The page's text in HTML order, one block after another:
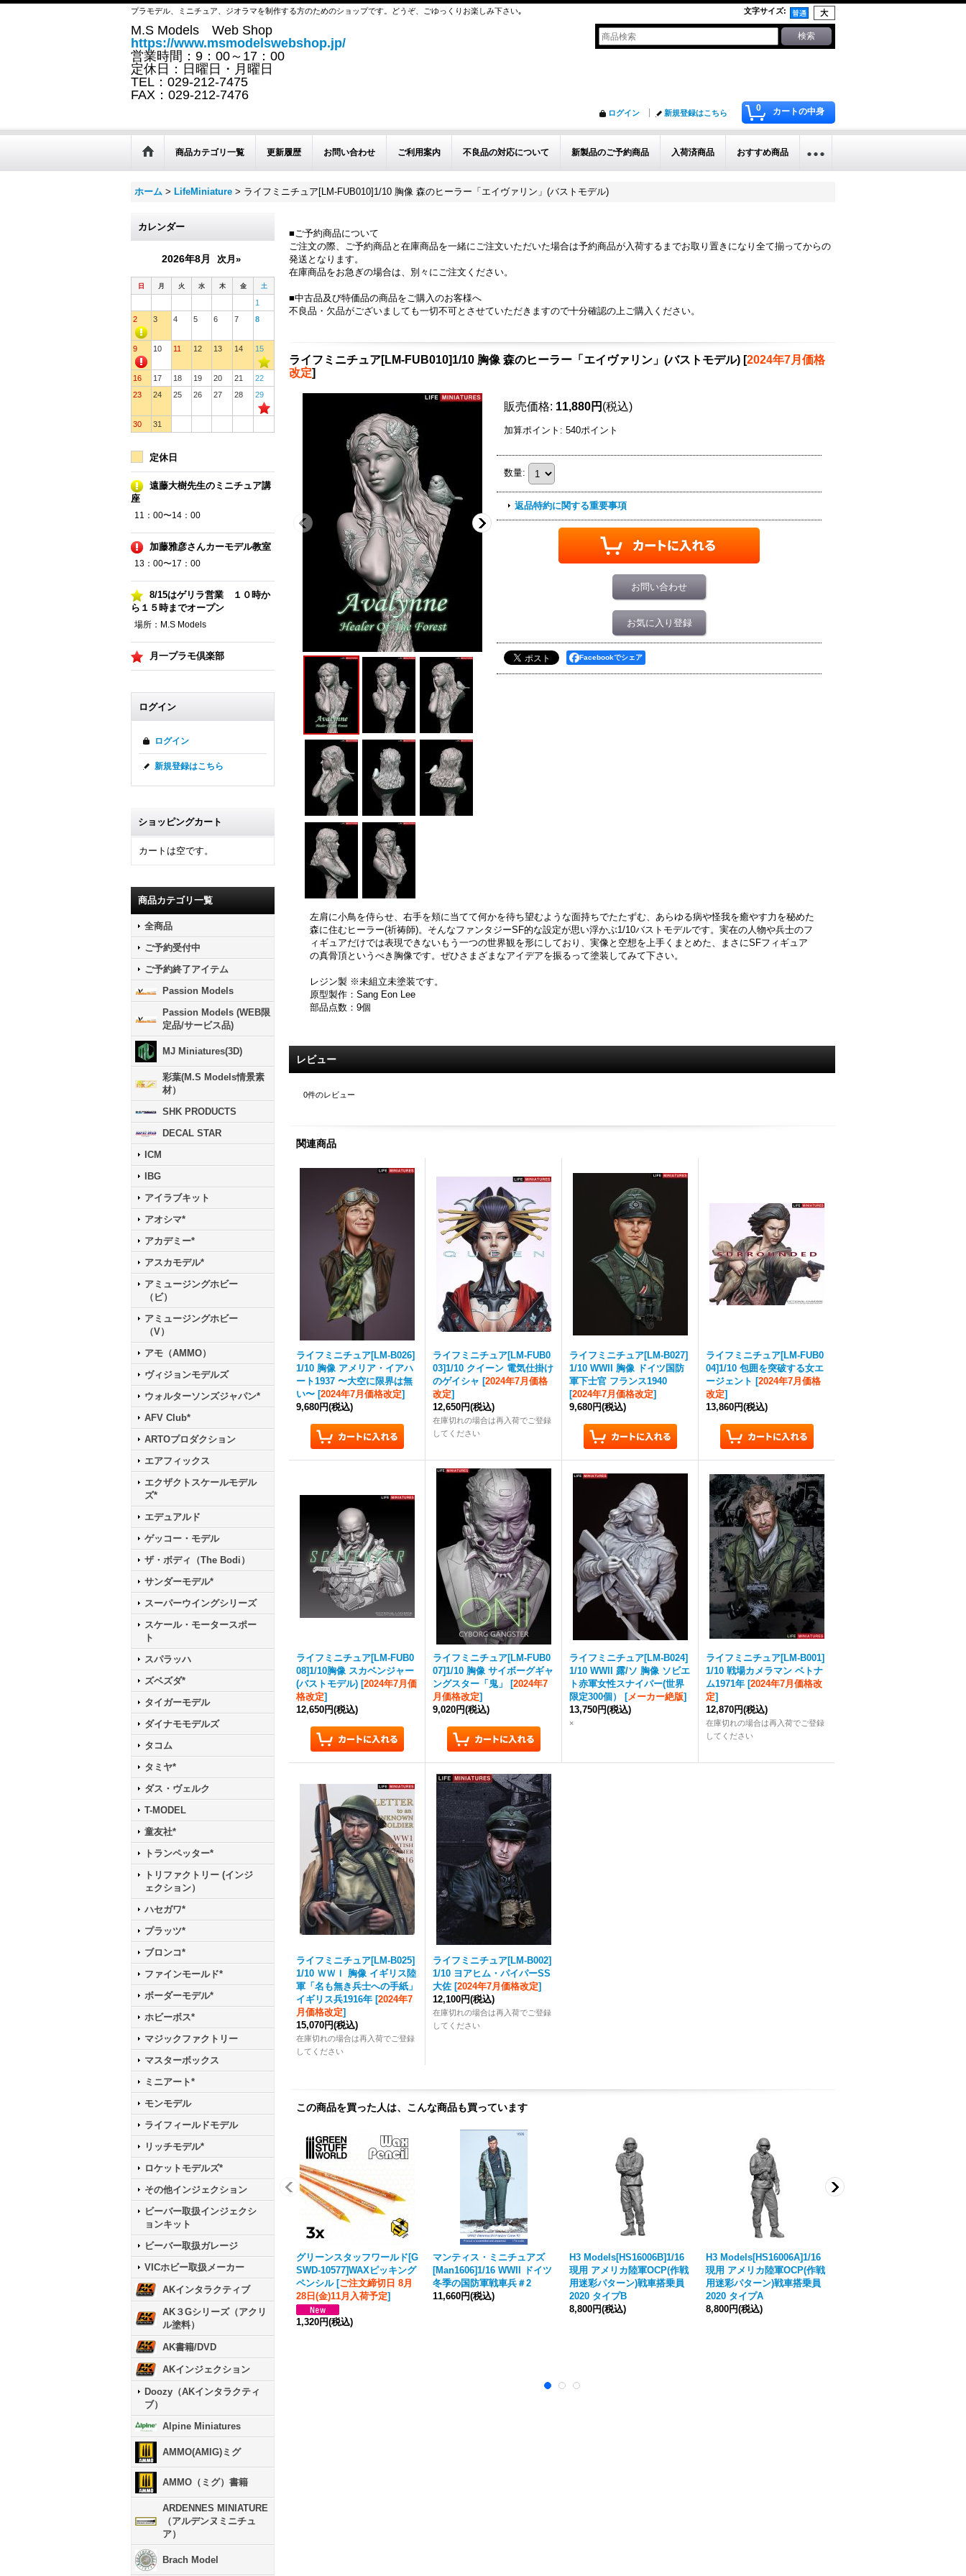
プラモデル、ミニチュア、ジオラマを制作する方のためのショップです。どうぞ、ごゆっくりお楽しみ下さい｡ 文字サイズ:
M.S Models Web Shop
https://www.msmodelswebshop.jp/
営業時間：9：00～17：00
定休日：日曜日・月曜日
TEL：029-212-7475
FAX：029-212-7476
0 カートの中身
ログイン 新規登録はこちら
商品カテゴリ一覧 更新履歴 お問い合わせ ご利用案内 不良品の対応について 新製品のご予約商品 入荷済商品 おすすめ商品
ホーム > LifeMiniature > ライフミニチュア[LM-FUB010]1/10 胸像 森のヒーラー「エイヴァリン」(バストモデル)
カレンダー
2026年8月 次月»
日 月 火 水 木 金 土
1
2
3 4 5 6 7 8
9 10 11 12 13 14 15
16 17 18 19 20 21
22
23
24 25 26 27 28 29
30 31
定休日
遠藤大樹先生のミニチュア講
座
11：00〜14：00
加藤雅彦さんカーモデル教室
13：00〜17：00
8/15はゲリラ営業 １０時か
ら１５時までオープン
場所：M.S Models
月一プラモ倶楽部
ログイン
ログイン
新規登録はこちら
ショッピングカート
カートは空です。
商品カテゴリ一覧
全商品
ご予約受付中
ご予約終了アイテム
Passion Models
Passion Models (WEB限
定品/サービス品)
MJ Miniatures(3D)
彩葉(M.S Models情景素
材）
SHK PRODUCTS
DECAL STAR
ICM
IBG
アイラブキット
アオシマ*
アカデミー*
アスカモデル*
アミュージングホビー
（ビ）
アミュージングホビー
（V）
アモ（AMMO）
ヴィジョンモデルズ
ウォルターソンズジャパン*
AFV Club*
ARTOプロダクション
エアフィックス
エクザクトスケールモデル
ズ*
エデュアルド
ゲッコー・モデル
ザ・ボディ（The Bodi）
サンダーモデル*
スーパーウイングシリーズ
スケール・モータースポー
ト
スパラッハ
ズベズダ*
タイガーモデル
ダイナモモデルズ
タコム
タミヤ*
ダス・ヴェルク
T-MODEL
童友社*
トランペッター*
トリファクトリー (インジ
ェクション）
ハセガワ*
プラッツ*
ブロンコ*
ファインモールド*
ボーダーモデル*
ホビーボス*
マジックファクトリー
マスターボックス
ミニアート*
モンモデル
ライフィールドモデル
リッチモデル*
ロケットモデルズ*
その他インジェクション
ビーバー取扱インジェクシ
ョンキット
ビーバー取扱ガレージ
VICホビー取扱メーカー
AKインタラクティブ
AK３Gシリーズ（アクリ
ル塗料）
AK書籍/DVD
AKインジェクション
Doozy（AKインタラクティ
ブ）
Alpine Miniatures
AMMO(AMIG)ミグ
AMMO（ミグ）書籍
ARDENNES MINIATURE
（アルデンヌミニチュ
ア）
Brach Model
■ご予約商品について
ご注文の際、ご予約商品と在庫商品を一緒にご注文いただいた場合は予約商品が入荷するまでお取り置きになり全て揃ってからの
発送となります。
在庫商品をお急ぎの場合は、別々にご注文ください。
■中古品及び特価品の商品をご購入のお客様へ
不良品・欠品がございましても一切不可とさせていただきますので十分確認の上ご購入ください。
ライフミニチュア[LM-FUB010]1/10 胸像 森のヒーラー「エイヴァリン」(バストモデル) [2024年7月価格
改定]
販売価格: 11,880円 (税込)
加算ポイント: 540ポイント
数量:
返品特約に関する重要事項
お問い合わせ
お気に入り登録
Facebookでシェア
左肩に小鳥を侍らせ、右手を頬に当てて何かを待ち望むような面持ちでたたずむ、あらゆる病や怪我を癒やす力を秘めた
森に住むヒーラー(祈祷師)。そんなファンタジーSF的な設定が思い浮かぶ1/10バストモデルです。実在の人物や兵士のフ
ィギュアだけでは表現できないもう一つの世界観を形にしており、実像と空想を上手くまとめた、まさにSFフィギュア
の真骨頂というべき胸像です。ぜひさまざまなアイデアを振るって塗装してみて下さい。
レジン製 ※未組立未塗装です。
原型製作：Sang Eon Lee
部品点数：9個
レビュー
0件のレビュー
関連商品
ライフミニチュア[LM-B026]
1/10 胸像 アメリア・イアハ
ート1937 〜大空に限界は無
い〜 [2024年7月価格改定]
9,680円(税込)
ライフミニチュア[LM-FUB0
03]1/10 クイーン 電気仕掛け
のゲイシャ [2024年7月価格
改定]
12,650円(税込)
在庫切れの場合は再入荷でご登録
してください
ライフミニチュア[LM-B027]
1/10 WWII 胸像 ドイツ国防
軍下士官 フランス1940
[2024年7月価格改定]
9,680円(税込)
ライフミニチュア[LM-FUB0
04]1/10 包囲を突破する女エ
ージェント [2024年7月価格
改定]
13,860円(税込)
ライフミニチュア[LM-FUB0
08]1/10胸像 スカベンジャー
(バストモデル) [2024年7月価
格改定]
12,650円(税込)
ライフミニチュア[LM-FUB0
07]1/10 胸像 サイボーグギャ
ングスター「鬼」
[2024年7
月価格改定]
9,020円(税込)
ライフミニチュア[LM-B024]
1/10 WWII 露/ソ 胸像 ソビエ
ト赤軍女性スナイパー(世界
限定300個）
[メーカー絶版]
13,750円(税込)
×
ライフミニチュア[LM-B001]
1/10 戦場カメラマン ベトナ
ム1971年 [2024年7月価格改
定]
12,870円(税込)
在庫切れの場合は再入荷でご登録
してください
ライフミニチュア[LM-B025]
1/10 ＷＷＩ 胸像 イギリス陸
軍「名も無き兵士への手紙」
イギリス兵1916年 [2024年7
月価格改定]
15,070円(税込)
在庫切れの場合は再入荷でご登録
してください
ライフミニチュア[LM-B002]
1/10 ヨアヒム・パイパーSS
大佐 [2024年7月価格改定]
12,100円(税込)
在庫切れの場合は再入荷でご登録
してください
この商品を買った人は、こんな商品も買っています
グリーンスタッフワールド[G
SWD-10577]WAXピッキング
ペンシル [ご注文締切日 8月
28日(金)11月入荷予定]
1,320円(税込)
マンティス・ミニチュアズ
[Man1606]1/16 WWII ドイツ
冬季の国防軍戦車兵＃2
11,660円(税込)
H3 Models[HS16006B]1/16
現用 アメリカ陸軍OCP(作戦
用迷彩パターン)戦車搭乗員
2020 タイプB
8,800円(税込)
H3 Models[HS16006A]1/16
現用 アメリカ陸軍OCP(作戦
用迷彩パターン)戦車搭乗員
2020 タイプA
8,800円(税込)